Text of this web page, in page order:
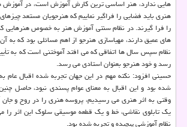
هایی ندارد، هنر اساسی ترین كارش آموزش است، در آموزش
هنری باید فضایی را فراگیر نماییم كه هنرجویان مستعد
را فرا گیرند. در نظام سنتی آموزش هنر به خصوص هنرهایی
های عمیق دارند، مهیاسازی هنرجو از اهم مسائلی بود كه به
نظام سپس سال ها اتفاقی كه می افتد آموختنی است كه به
رسد و خود هنرجو بعنوان استادی می رسد.
حسینی افزود: نكته مهم در این جهان تجربه شده اقبال عام
شده بود و این اقبال به معنای عوام پسندی نبود، حاصل
وقتی به اثر هنری می رسیدیم، پروسه هنری را در روح و
یك تابلوی نقاشی، خط و یك قطعه موسیقی سلوك این اثر
نظام آموزشی پیچیده و تجربه شده بود.